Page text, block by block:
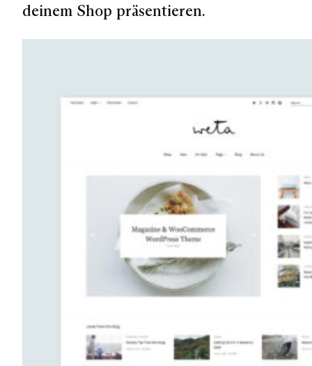
deinem Shop präsentieren.